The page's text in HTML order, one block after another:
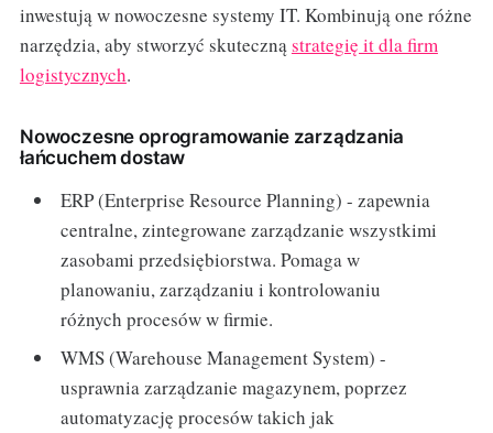
inwestują w nowoczesne systemy IT. Kombinują one różne
narzędzia, aby stworzyć skutecznąstrategię it dla firm
logistycznych.
Nowoczesne oprogramowanie zarządzania
łańcuchem dostaw
ERP (Enterprise Resource Planning) - zapewnia
centralne, zintegrowane zarządzanie wszystkimi
zasobami przedsiębiorstwa. Pomaga w
planowaniu, zarządzaniu i kontrolowaniu
różnych procesów w firmie.
WMS (Warehouse Management System) -
usprawnia zarządzanie magazynem, poprzez
automatyzację procesów takich jak